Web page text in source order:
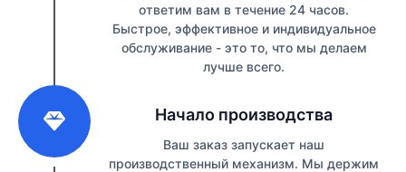
ответим вам в течение 24 часов.
Быстрое, эффективное и индивидуальное
обслуживание - это то, что мы делаем
лучше всего.
Начало производства
Ваш заказ запускает наш
производственный механизм. Мы держим